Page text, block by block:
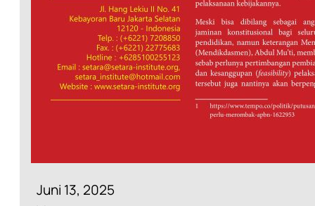
Juni 13, 2025